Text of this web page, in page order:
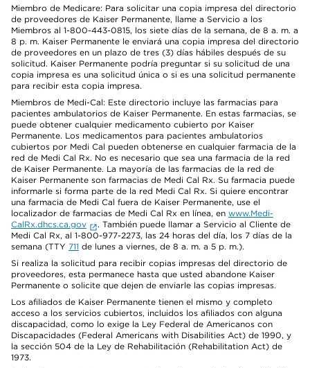
Miembro de Medicare: Para solicitar una copia impresa del directorio
de proveedores de Kaiser Permanente, llame a Servicio a los
Miembros al 1-800-443-0815, los siete días de la semana, de 8 a. m. a
8 p. m. Kaiser Permanente le enviará una copia impresa del directorio
de proveedores en un plazo de tres (3) días hábiles después de su
solicitud. Kaiser Permanente podría preguntar si su solicitud de una
copia impresa es una solicitud única o si es una solicitud permanente
para recibir esta copia impresa.
Miembros de Medi-Cal: Este directorio incluye las farmacias para
pacientes ambulatorios de Kaiser Permanente. En estas farmacias, se
puede obtener cualquier medicamento cubierto por Kaiser
Permanente. Los medicamentos para pacientes ambulatorios
cubiertos por Medi Cal pueden obtenerse en cualquier farmacia de la
red de Medi Cal Rx. No es necesario que sea una farmacia de la red
de Kaiser Permanente. La mayoría de las farmacias de la red de
Kaiser Permanente son farmacias de Medi Cal Rx. Su farmacia puede
informarle si forma parte de la red Medi Cal Rx. Si quiere encontrar
una farmacia de Medi Cal fuera de Kaiser Permanente, use el
localizador de farmacias de Medi Cal Rx en línea, en www.Medi-
CalRx.dhcs.ca.gov
. También puede llamar a Servicio al Cliente de
Medi Cal Rx, al 1-800-977-2273, las 24 horas del día, los 7 días de la
semana (TTY 711 de lunes a viernes, de 8 a. m. a 5 p. m.).
Si realiza la solicitud para recibir copias impresas del directorio de
proveedores, esta permanece hasta que usted abandone Kaiser
Permanente o solicite que dejen de enviarle las copias impresas.
Los afiliados de Kaiser Permanente tienen el mismo y completo
acceso a los servicios cubiertos, incluidos los afiliados con alguna
discapacidad, como lo exige la Ley Federal de Americanos con
Discapacidades (Federal Americans with Disabilities Act) de 1990, y
la sección 504 de la Ley de Rehabilitación (Rehabilitation Act) de
1973.